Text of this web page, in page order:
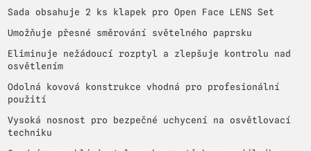
Sada obsahuje 2 ks klapek pro Open Face LENS Set
Umožňuje přesné směrování světelného paprsku
Eliminuje nežádoucí rozptyl a zlepšuje kontrolu nad
osvětlením
Odolná kovová konstrukce vhodná pro profesionální
použití
Vysoká nosnost pro bezpečné uchycení na osvětlovací
techniku